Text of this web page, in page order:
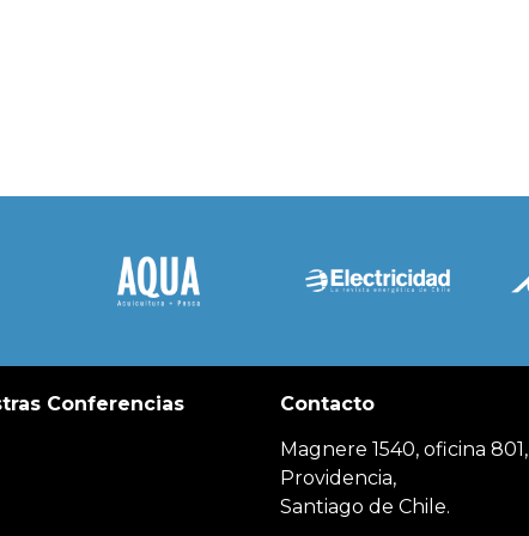
Conferencias Contacto
Magnere 1540, oficina 801,
Providencia,
Santiago de Chile.